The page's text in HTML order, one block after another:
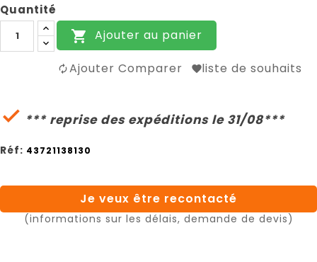
Quantité
 Ajouter au panier
Ajouter Comparer liste de souhaits
 *** reprise des expéditions le 31/08***
Réf: 43721138130
Je veux être recontacté
(informations sur les délais, demande de devis)